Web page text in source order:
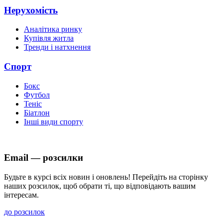
Нерухомість
Аналітика ринку
Купівля житла
Тренди і натхнення
Спорт
Бокс
Футбол
Теніс
Біатлон
Інші види спорту
Email — розсилки
Будьте в курсі всіх новин і оновлень! Перейдіть на сторінку
наших розсилок, щоб обрати ті, що відповідають вашим
інтересам.
до розсилок